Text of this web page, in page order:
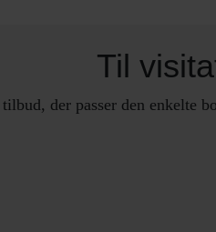
Til
der passer den enkelte